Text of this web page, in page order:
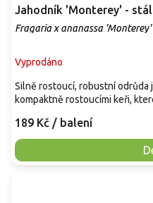
Jahodník 'Monterey' -
Fragaria x ananassa 'Monterey'
Vyprodáno
189 Kč / balení
Silně rostoucí, robustní odrůda
kompaktně rostoucími keři,